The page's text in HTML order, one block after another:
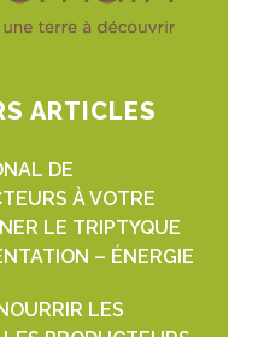
ARTICLES
DE
À VOTRE
LE TRIPTYQUE
– ÉNERGIE
LES